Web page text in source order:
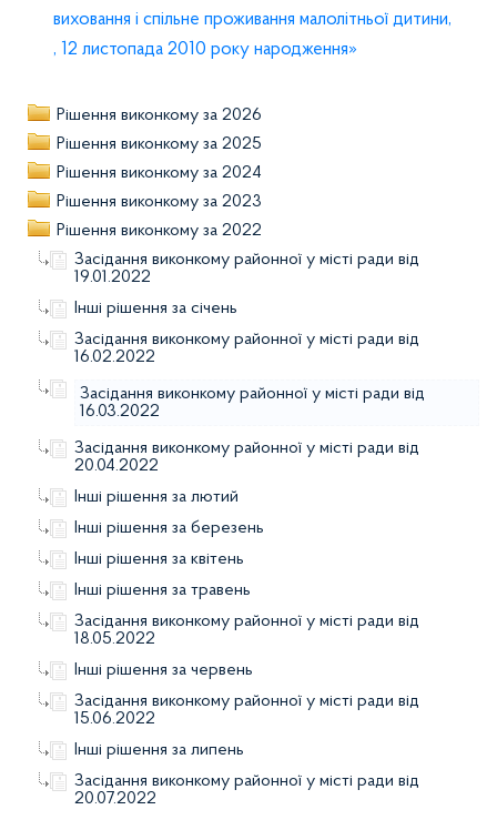
виховання і спільне проживання малолітньої дитини,
, 12 листопада 2010 року народження»
Рішення виконкому за 2026
Рішення виконкому за 2025
Рішення виконкому за 2024
Рішення виконкому за 2023
Рішення виконкому за 2022
Засідання виконкому районної у місті ради від
19.01.2022
Інші рішення за січень
Засідання виконкому районної у місті ради від
16.02.2022
Засідання виконкому районної у місті ради від
16.03.2022
Засідання виконкому районної у місті ради від
20.04.2022
Інші рішення за лютий
Інші рішення за березень
Інші рішення за квітень
Інші рішення за травень
Засідання виконкому районної у місті ради від
18.05.2022
Інші рішення за червень
Засідання виконкому районної у місті ради від
15.06.2022
Інші рішення за липень
Засідання виконкому районної у місті ради від
20.07.2022